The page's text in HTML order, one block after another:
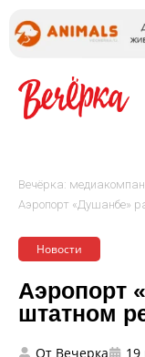
Вечёрка:
Аэропорт «Душанбе»
Новости
Аэропорт
штатном
От Вечерка 19